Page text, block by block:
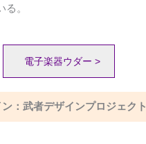
。
電子楽器ウダー >
：武者デザインプロジェクト